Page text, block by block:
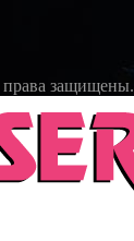
права защищены.